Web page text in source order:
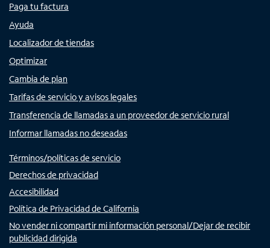
Paga tu factura
Ayuda
Localizador de tiendas
Optimizar
Cambia de plan
Tarifas de servicio y avisos legales
Transferencia de llamadas a un proveedor de servicio rural
Informar llamadas no deseadas
Términos/políticas de servicio
Derechos de privacidad
Accesibilidad
Política de Privacidad de California
No vender ni compartir mi información personal/Dejar de recibir
publicidad dirigida